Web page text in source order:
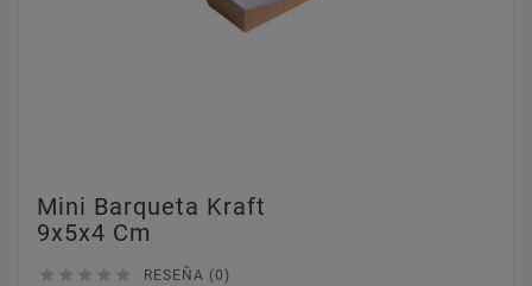
Mini Barqueta Kraft
9x5x4 Cm
     RESEÑA (0)